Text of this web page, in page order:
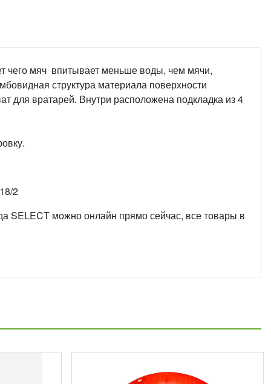
чего мяч впитывает меньше воды, чем мячи,
структура материала поверхности
для вратарей. Внутри расположена подкладка из 4
2
SELECT можно онлайн прямо сейчас, все товары в